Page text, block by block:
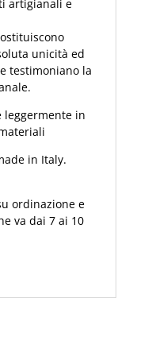
artigianali e
unicità ed
testimoniano la
leggermente in
in Italy.
ordinazione e
va dai 7 ai 10